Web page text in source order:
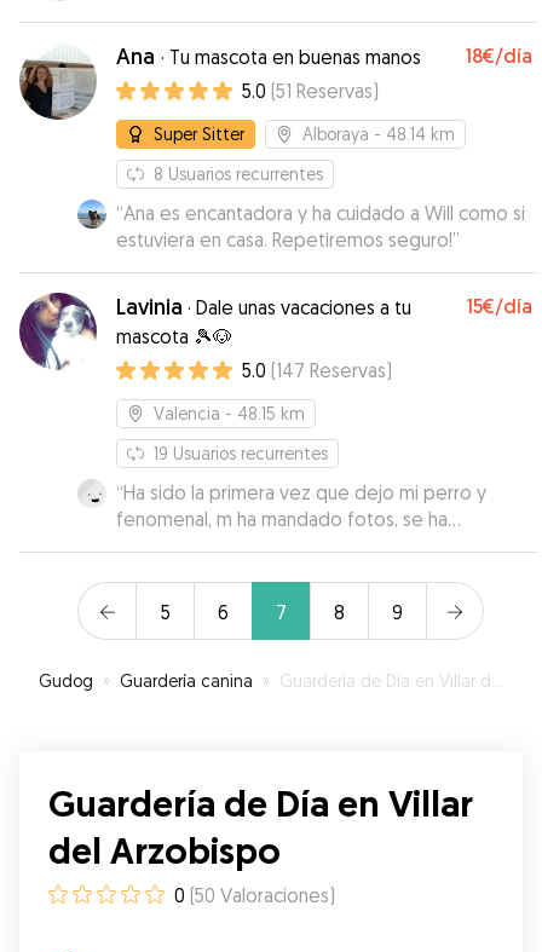
Ana · Tu mascota en buenas manos 18€/día
5.0 (51 Reservas)
Super Sitter Alboraya - 48.14 km
8 Usuarios recurrentes
“Ana es encantadora y ha cuidado a Will como si
estuviera en casa. Repetiremos seguro!”
Lavinia · Dale unas vacaciones a tu
mascota 🎾🐶
15€/día
5.0 (147 Reservas)
Valencia - 48.15 km
19 Usuarios recurrentes
“Ha sido la primera vez que dejo mi perro y
fenomenal, m ha mandado fotos, se ha
acoplado a su rutina y m ha dado mucha
momento y han sido flexibles cuando he tenido
que cambiar la hora de dejarlo. Sin duda
5 6 7 8 9
Gudog » Guardería canina » Guardería de Día en Villar del Arzobispo
Guardería de Día en Villar
del Arzobispo
0 (50 Valoraciones)